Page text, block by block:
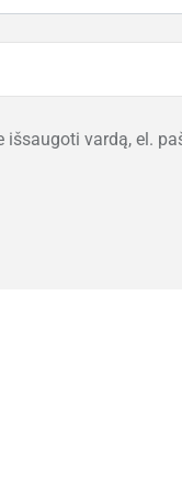
išsaugoti vardą, el.